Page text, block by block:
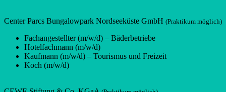
Center Parcs Bungalowpark Nordseeküste GmbH (Praktikum möglich)
Fachangestellter (m/w/d) – Bäderbetriebe
Hotelfachmann (m/w/d)
Kaufmann (m/w/d) – Tourismus und Freizeit
Koch (m/w/d)